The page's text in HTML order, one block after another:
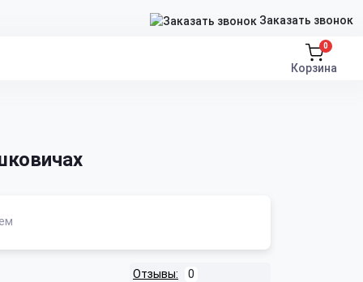
Заказать звонок
Корзина
0
Отзывы: 0